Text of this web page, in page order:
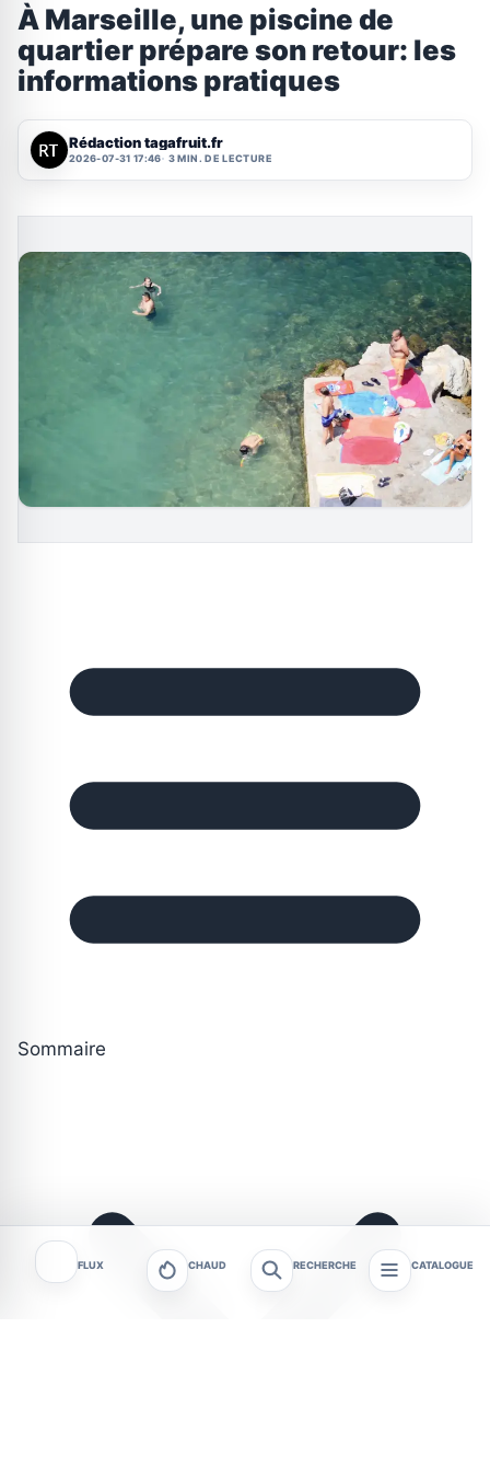
À Marseille, une piscine de
quartier prépare son retour: les
informations pratiques
Rédaction tagafruit.fr
2026-07-31 17:46 3 MIN. DE LECTURE
Sommaire
FLUX CHAUD RECHERCHE CATALOGUE